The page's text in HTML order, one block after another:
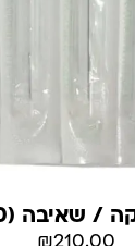
(20 חבילות)